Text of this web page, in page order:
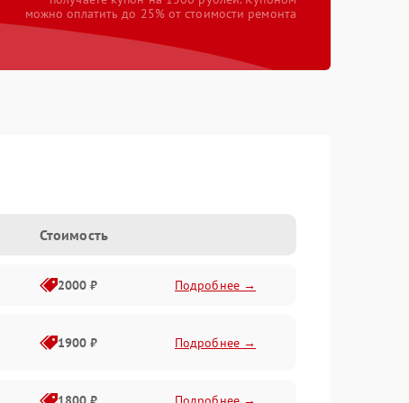
можно оплатить до 25% от стоимости ремонта
Стоимость
2000 ₽ Подробнее →
1900 ₽ Подробнее →